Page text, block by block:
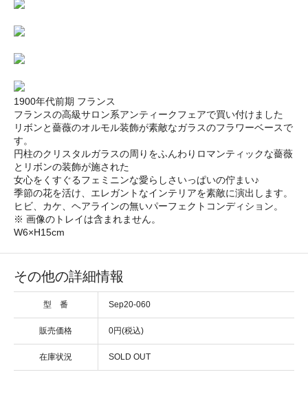
1900年代前期 フランス
フランスの高級サロン系アンティークフェアで買い付けました
リボンと薔薇のオルモル装飾が素敵なガラスのフラワーベースで
す。
円柱のクリスタルガラスの周りをふんわりロマンティックな薔薇
とリボンの装飾が施された
女心をくすぐるフェミニンな愛らしさいっぱいの佇まい♪
季節の花を活け、エレガントなインテリアを素敵に演出します。
ヒビ、カケ、ヘアラインの無いパーフェクトコンディション。
※ 画像のトレイは含まれません。
W6×H15cm
その他の詳細情報
型 番 Sep20-060
販売価格 0円(税込)
在庫状況 SOLD OUT